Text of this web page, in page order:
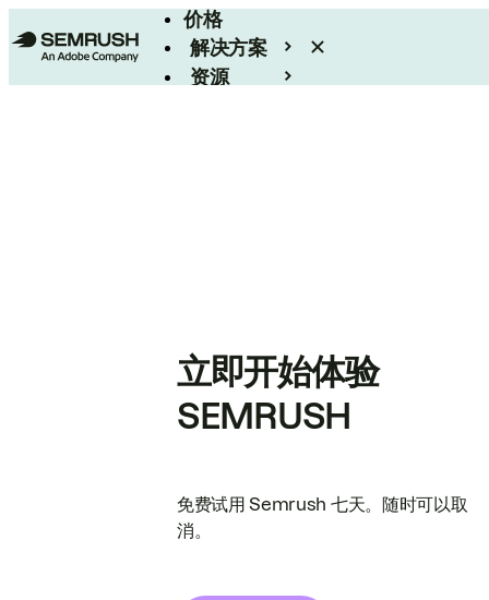
价格
解决方案
资源
立即开始体验
SEMRUSH
免费试用 Semrush 七天。随时可以取
消。